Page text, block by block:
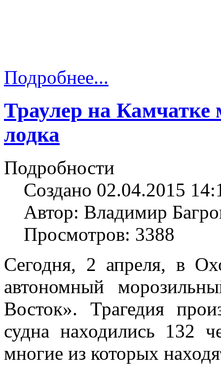
Подробнее...
Траулер на Камчатке
лодка
Подробности
Создано 02.04.2015
Автор: Владимир
Просмотров: 3388
Сегодня, 2 апреля, в
автономный
Восток». Трагедия
судна находились 132
многие из которых